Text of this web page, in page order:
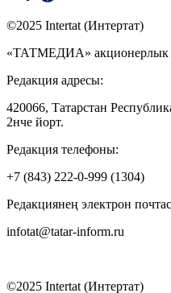
©2025 Intertat (Интертат)
«ТАТМЕДИА» акционерлык
Редакция адресы:
420066, Татарстан
2нче йорт.
Редакция телефоны:
+7 (843) 222-0-999 (1304)
Редакциянең электрон
infotat@tatar-inform.ru
©2025 Intertat (Интертат)